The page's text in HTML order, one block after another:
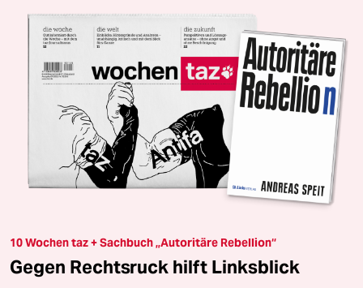
10 Wochen taz + Sachbuch „Autoritäre Rebellion“
Gegen Rechtsruck hilft Linksblick